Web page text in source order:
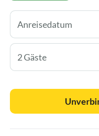
2 Gäste